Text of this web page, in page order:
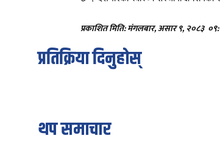
प्रकाशित मिति: मंगलबार, असार ९, २०८३
प्रतिक्रिया दिनुहोस्
थप समाचार